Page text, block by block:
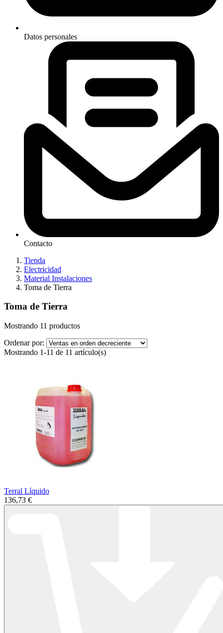
Datos personales
Contacto
Tienda
Electricidad
Material Instalaciones
Toma de Tierra
Toma de Tierra
Mostrando 11 productos
Ordenar por:
Mostrando 1-11 de 11 artículo(s)
Terral Líquido
136,73 €